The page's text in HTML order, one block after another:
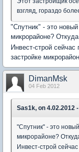
взгляд, гораздо
"Спутник" - это
микрорайоне?
Инвест-строй сейчас
застройке
DimanMsk
04 Feb 2012
Sas1k, on 4.02.2012
"Спутник" - это
микрорайоне?
Инвест-строй